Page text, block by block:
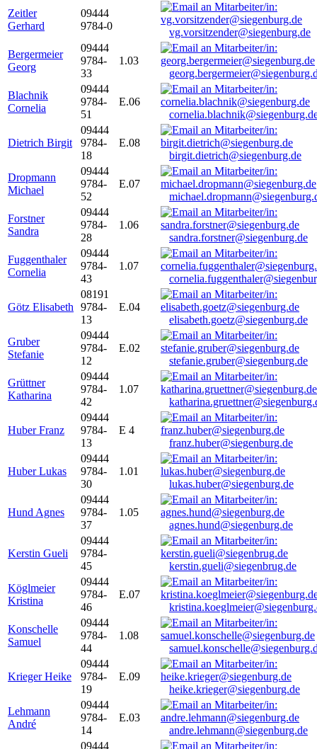
Zeitler
Gerhard
09444
9784-0
vg.vorsitzender@siegenburg.de
Bergermeier
Georg
09444
9784-
33
1.03
Blachnik
Cornelia
09444
9784-
51
E.06
Dietrich Birgit
09444
9784-
18
E.08
birgit.dietrich@siegenburg.de
Dropmann
Michael
09444
9784-
52
E.07
Forstner
Sandra
09444
9784-
28
1.06
sandra.forstner@siegenburg.de
Fuggenthaler
Cornelia
09444
9784-
43
1.07
Götz Elisabeth
08191
9784-
13
E.04
elisabeth.goetz@siegenburg.de
Gruber
Stefanie
09444
9784-
12
E.02
stefanie.gruber@siegenburg.de
Grüttner
Katharina
09444
9784-
42
1.07
Huber Franz
09444
9784-
13
E 4
franz.huber@siegenburg.de
Huber Lukas
09444
9784-
30
1.01
lukas.huber@siegenburg.de
Hund Agnes
09444
9784-
37
1.05
agnes.hund@siegenburg.de
Kerstin Gueli
09444
9784-
45
kerstin.gueli@siegenbrug.de
Köglmeier
Kristina
09444
9784-
46
E.07
Konschelle
Samuel
09444
9784-
44
1.08
Krieger Heike
09444
9784-
19
E.09
heike.krieger@siegenburg.de
Lehmann
André
09444
9784-
14
E.03
andre.lehmann@siegenburg.de
09444